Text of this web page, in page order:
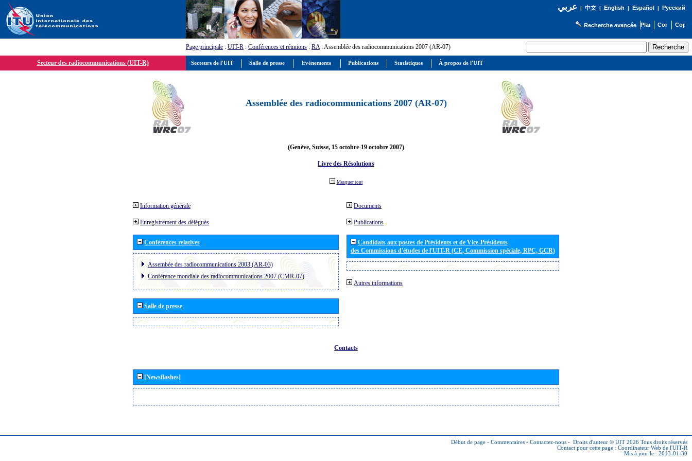
عربي| 中文| English | Español | Русский
Recherche avancée
Page principale : UIT-R : Conférences et réunions : RA: Assemblée des radiocommunications 2007 (AR-07)
Secteur des radiocommunications (UIT-R)
Assemblée des radiocommunications 2007 (AR-07)
(Genève, Suisse, 15 octobre-19 octobre 2007)
Livre des Résolutions
Masquer tout
Information générale
Enregistrement des délégués
Conférences relatives
Assembée des radiocommunications 2003 (AR-03)
Conférence mondiale des radiocommunications 2007 (CMR-07)
Salle de presse
Documents
Publications
Candidats aux postes de Présidents et de Vice-Présidents
des Commissions d'études de l'UIT-R (CE, Commission spéciale, RPC, GCR)
Autres informations
Contacts
[Newsflashes]
Début de page - Commentaires - Contactez-nous - Droits d'auteur © UIT 2026 Tous droits réservés
Contact pour cette page : Coordinateur Web de l'UIT-R
Mis à jour le : 2013-01-30
Secteurs de l'UIT Salle de presse Evénements Publications Statistiques À propos de l'UIT